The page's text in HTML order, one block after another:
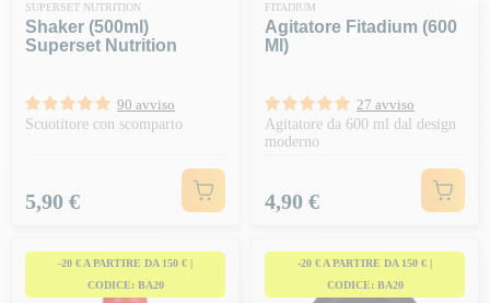
SUPERSET NUTRITION
Shaker (500ml)
Superset Nutrition
90 avviso
Scuotitore con scomparto
Prezzo
5,90 €
FITADIUM
Agitatore Fitadium (600
Ml)
27 avviso
Agitatore da 600 ml dal design
moderno
Prezzo
4,90 €
-20 € A PARTIRE DA 150 € |
CODICE: BA20
-20 € A PARTIRE DA 150 € |
CODICE: BA20